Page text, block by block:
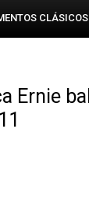
CLÁSICOS
Ernie ball